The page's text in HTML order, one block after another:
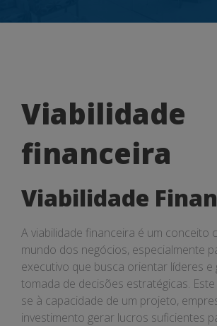
Viabilidade
financeira
Viabilidade
financeira
Viabilidade
A viabilidade financeira é um conceito
mundo dos negócios, especialmente
executivo que busca orientar líderes e
tomada de decisões estratégicas.
se à capacidade de um projeto,
investimento gerar lucros suficientes